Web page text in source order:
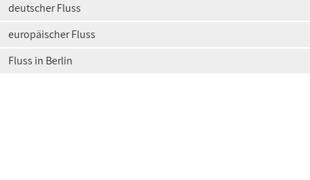
deutscher Fluss
europäischer Fluss
Fluss in Berlin